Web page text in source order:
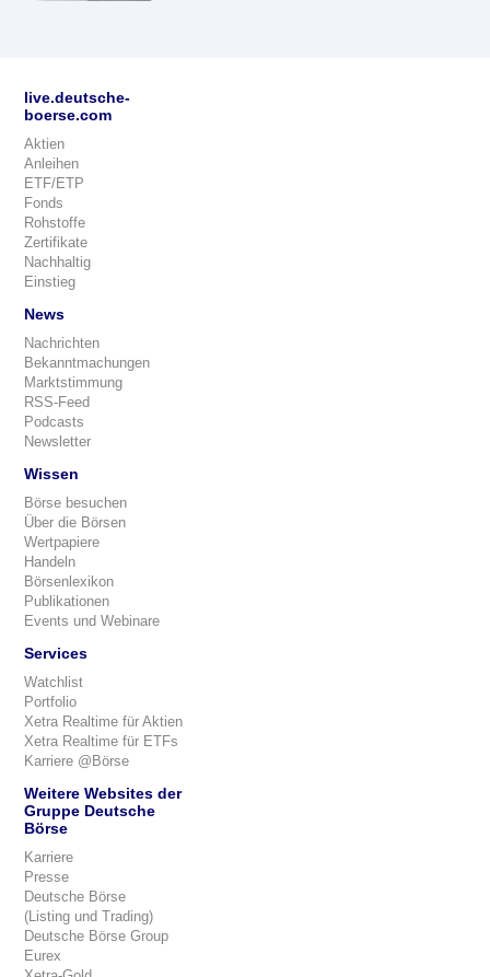
live.deutsche-
boerse.com
Aktien
Anleihen
ETF/ETP
Fonds
Rohstoffe
Zertifikate
Nachhaltig
Einstieg
News
Nachrichten
Bekanntmachungen
Marktstimmung
RSS-Feed
Podcasts
Newsletter
Wissen
Börse besuchen
Über die Börsen
Wertpapiere
Handeln
Börsenlexikon
Publikationen
Events und Webinare
Services
Watchlist
Portfolio
Xetra Realtime für Aktien
Xetra Realtime für ETFs
Karriere @Börse
Weitere Websites der
Gruppe Deutsche
Börse
Karriere
Presse
Deutsche Börse
(Listing und Trading)
Deutsche Börse Group
Eurex